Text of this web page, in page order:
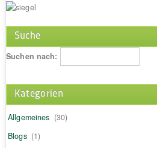
Suche
Suchen nach:
Kategorien
Allgemeines (30)
Blogs (1)